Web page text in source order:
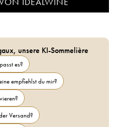
unsere KI-Sommelière
es?
empfiehlst du mir?
Versand?